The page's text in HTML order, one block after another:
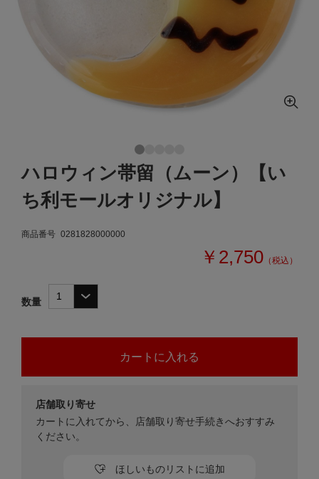
ハロウィン帯留（ムーン）【い
ち利モールオリジナル】
商品番号 0281828000000
￥2,750 （税込）
数量
ほしいものリストに追加
店舗取り寄せ
カートに入れてから、店舗取り寄せ手続きへおすすみ
ください。